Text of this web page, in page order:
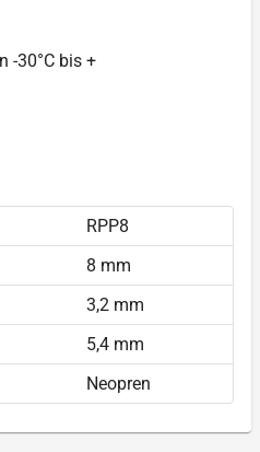
-30°C bis +
RPP8
8 mm
3,2 mm
5,4 mm
Neopren